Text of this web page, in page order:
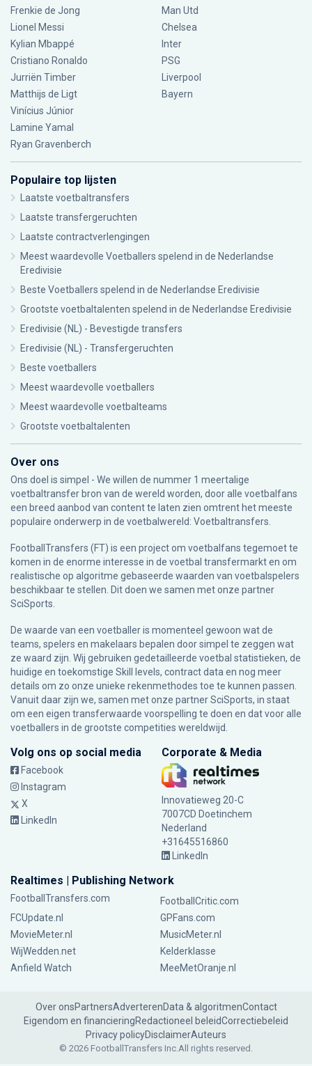
Frenkie de Jong
Lionel Messi
Kylian Mbappé
Cristiano Ronaldo
Jurriën Timber
Matthijs de Ligt
Vinícius Júnior
Lamine Yamal
Ryan Gravenberch
Man Utd
Chelsea
Inter
PSG
Liverpool
Bayern
Populaire top lijsten
Laatste voetbaltransfers
Laatste transfergeruchten
Laatste contractverlengingen
Meest waardevolle Voetballers spelend in de Nederlandse
Eredivisie
Beste Voetballers spelend in de Nederlandse Eredivisie
Grootste voetbaltalenten spelend in de Nederlandse Eredivisie
Eredivisie (NL) - Bevestigde transfers
Eredivisie (NL) - Transfergeruchten
Beste voetballers
Meest waardevolle voetballers
Meest waardevolle voetbalteams
Grootste voetbaltalenten
Over ons
Ons doel is simpel - We willen de nummer 1 meertalige
voetbaltransfer bron van de wereld worden, door alle voetbalfans
een breed aanbod van content te laten zien omtrent het meeste
populaire onderwerp in de voetbalwereld: Voetbaltransfers.
FootballTransfers (FT) is een project om voetbalfans tegemoet te
komen in de enorme interesse in de voetbal transfermarkt en om
realistische op algoritme gebaseerde waarden van voetbalspelers
beschikbaar te stellen. Dit doen we samen met onze partner
SciSports
De waarde van een voetballer is momenteel gewoon wat de
teams, spelers en makelaars bepalen door simpel te zeggen wat
ze waard zijn. Wij gebruiken gedetailleerde voetbal statistieken, de
huidige en toekomstige Skill levels, contract data en nog meer
details om zo onze unieke rekenmethodes toe te kunnen passen.
Vanuit daar zijn we, samen met onze partner SciSports, in staat
om een eigen transferwaarde voorspelling te doen en dat voor alle
voetballers in de grootste competities wereldwijd.
Volg ons op social media
Facebook
Instagram
X
LinkedIn
Corporate & Media
Innovatieweg 20-C
7007CD Doetinchem
Nederland
+31645516860
LinkedIn
Realtimes | Publishing Network
FootballTransfers.com
FootballCritic.com
FCUpdate.nl
GPFans.com
MovieMeter.nl
MusicMeter.nl
WijWedden.net
Kelderklasse
Anfield Watch
MeeMetOranje.nl
Over onsPartnersAdverterenData & algoritmenContact
Eigendom en financieringRedactioneel beleidCorrectiebeleid
Privacy policyDisclaimerAuteurs
© 2026 FootballTransfers Inc.All rights reserved.